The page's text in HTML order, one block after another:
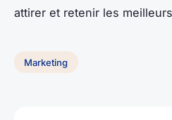
attirer et retenir les
Marketing